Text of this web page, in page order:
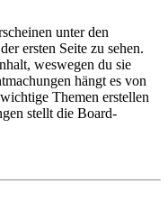
unter den
ersten Seite zu sehen.
weswegen du sie
hängt es von
Themen erstellen
stellt die Board-